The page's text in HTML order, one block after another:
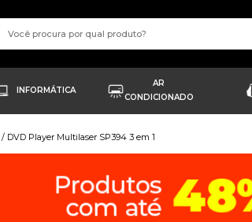
INFORMÁTICA
AR
CONDICIONADO
DVD Player Multilaser SP394 3 em 1